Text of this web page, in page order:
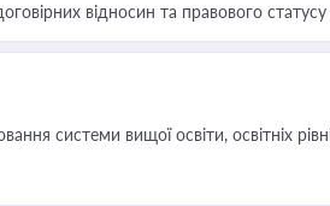
відносин та правового статусу
системи вищої освіти, освітніх